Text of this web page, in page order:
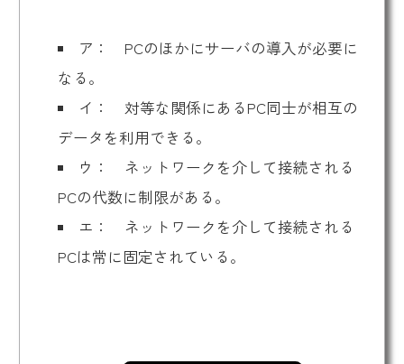
ア： PCのほかにサーバの導入が必要に
なる。
イ： 対等な関係にあるPC同士が相互の
データを利用できる。
ウ： ネットワークを介して接続される
PCの代数に制限がある。
エ： ネットワークを介して接続される
PCは常に固定されている。